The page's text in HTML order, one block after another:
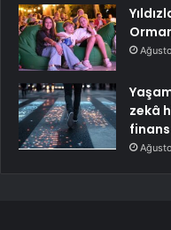
zekâ